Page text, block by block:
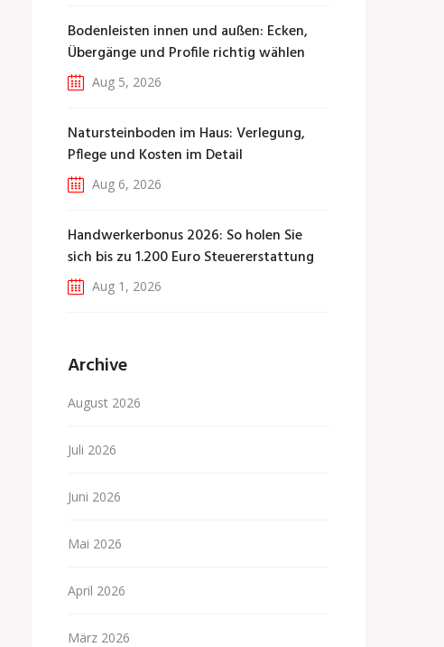
Bodenleisten innen und außen: Ecken,
Übergänge und Profile richtig wählen
Aug 5, 2026
Natursteinboden im Haus: Verlegung,
Pflege und Kosten im Detail
Aug 6, 2026
Handwerkerbonus 2026: So holen Sie
sich bis zu 1.200 Euro Steuererstattung
Aug 1, 2026
Archive
August 2026
Juli 2026
Juni 2026
Mai 2026
April 2026
März 2026